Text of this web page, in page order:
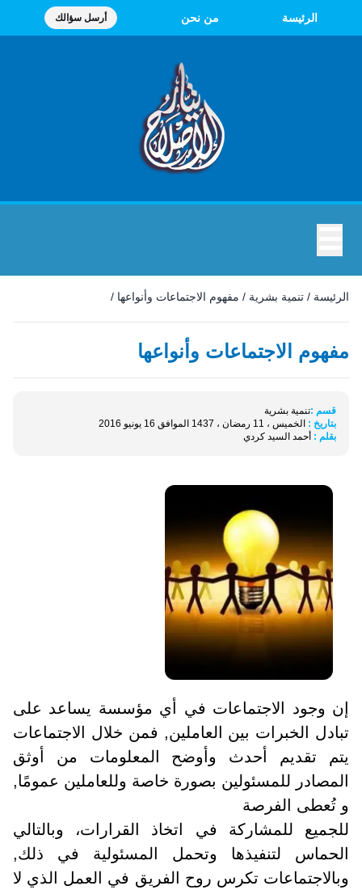
الرئيسة من نحن أرسل سؤالك
الرئيسة / تنمية بشرية / مفهوم الاجتماعات وأنواعها /
مفهوم الاجتماعات وأنواعها
قسم :تنمية بشرية
بتاريخ : الخميس ، 11 رمضان ، 1437 الموافق 16 يونيو 2016
بقلم : أحمد السيد كردي
إن وجود الاجتماعات في أي مؤسسة يساعد على
تبادل الخبرات بين العاملين, فمن خلال الاجتماعات
يتم تقديم أحدث وأوضح المعلومات من أوثق
المصادر للمسئولين بصورة خاصة وللعاملين عمومًا,
و تُعطى الفرصة
للجميع للمشاركة في اتخاذ القرارات، وبالتالي
الحماس لتنفيذها وتحمل المسئولية في ذلك,
وبالاجتماعات تكرس روح الفريق في العمل الذي لا